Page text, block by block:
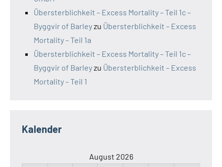
Übersterblichkeit – Excess Mortality – Teil 1c –
Byggvir of Barleyzu Übersterblichkeit – Excess
Mortality – Teil 1a
Übersterblichkeit – Excess Mortality – Teil 1c –
Byggvir of Barleyzu Übersterblichkeit – Excess
Mortality – Teil 1
Kalender
August 2026